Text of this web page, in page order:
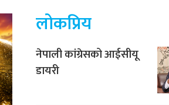
लोकप्रिय
नेपाली कांग्रेसको आईसीयू
डायरी